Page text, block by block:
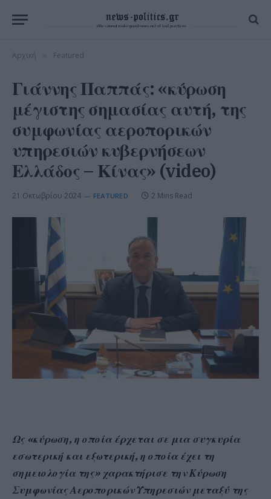
Αρχική Featured
Γιάννης Παππάς: «κύρωση
μέγιστης σημασίας αυτή, της
συμφωνίας αεροπορικών
υπηρεσιών κυβερνήσεων
Ελλάδος – Κίνας» (video)
21 Οκτωβρίου 2024 FEATURED 2 Mins Read
Ως «κύρωση, η οποία έρχεται σε μια συγκυρία
εσωτερική και εξωτερική, η οποία έχει τη
σημειολογία της» χαρακτήρισε την Κύρωση
Συμφωνίας Αεροπορικών Υπηρεσιών μεταξύ της